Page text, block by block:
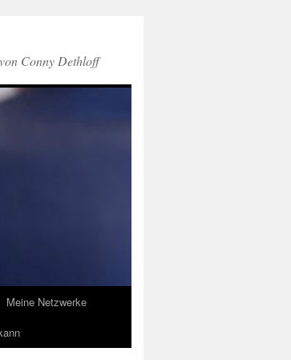
Conny Dethloff
Meine Netzwerke